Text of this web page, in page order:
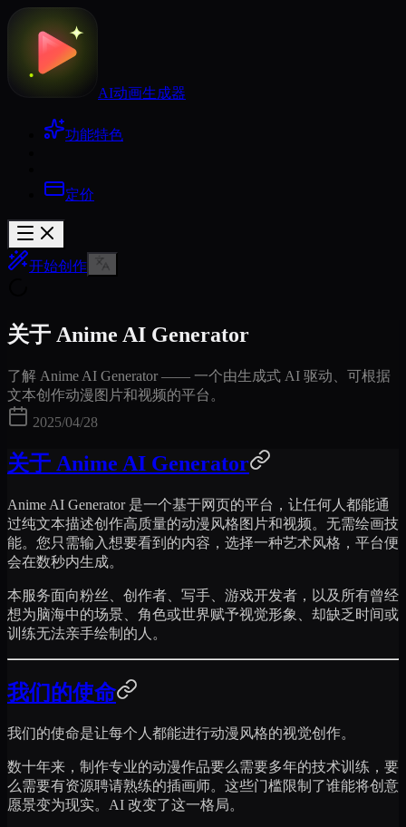
AI动画生成器
功能特色
定价
开始创作
关于 Anime AI Generator
了解 Anime AI Generator —— 一个由生成式 AI 驱动、可根据
文本创作动漫图片和视频的平台。
2025/04/28
关于 Anime AI Generator
Anime AI Generator 是一个基于网页的平台，让任何人都能通
过纯文本描述创作高质量的动漫风格图片和视频。无需绘画技
能。您只需输入想要看到的内容，选择一种艺术风格，平台便
会在数秒内生成。
本服务面向粉丝、创作者、写手、游戏开发者，以及所有曾经
想为脑海中的场景、角色或世界赋予视觉形象、却缺乏时间或
训练无法亲手绘制的人。
我们的使命
我们的使命是让每个人都能进行动漫风格的视觉创作。
数十年来，制作专业的动漫作品要么需要多年的技术训练，要
么需要有资源聘请熟练的插画师。这些门槛限制了谁能将创意
愿景变为现实。AI 改变了这一格局。